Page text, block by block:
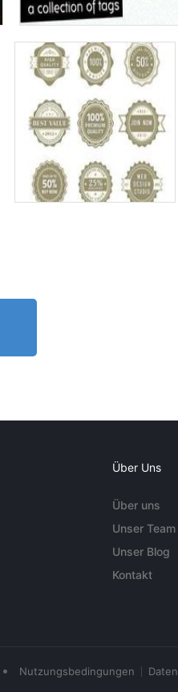
Über Uns
Über uns
Unser Team
Unser Blog
Kontakt
• Nutzungsbedingungen